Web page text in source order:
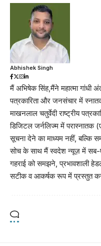
Abhishek Singh
मैं अभिषेक सिंह,मैंने महात्मा गांधी
पत्रकारिता और जनसंचार में
माखनलाल चतुर्वेदी राष्ट्रीय
डिजिटल जर्नलिज्म में परास्नातक
सूचना देने का माध्यम नहीं, बल्कि
सोच के साथ मैं स्वदेश न्यूज़ में सब-
गहराई को समझने, प्रभावशाली
सटीक व आकर्षक रूप में प्रस्तुत